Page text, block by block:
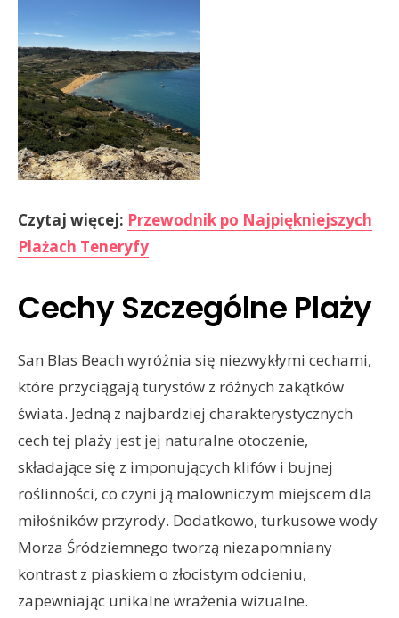
Czytaj więcej: Przewodnik po Najpiękniejszych
Plażach Teneryfy
Cechy Szczególne Plaży
San Blas Beach wyróżnia się niezwykłymi cechami,
które przyciągają turystów z różnych zakątków
świata. Jedną z najbardziej charakterystycznych
cech tej plaży jest jej naturalne otoczenie,
składające się z imponujących klifów i bujnej
roślinności, co czyni ją malowniczym miejscem dla
miłośników przyrody. Dodatkowo, turkusowe wody
Morza Śródziemnego tworzą niezapomniany
kontrast z piaskiem o złocistym odcieniu,
zapewniając unikalne wrażenia wizualne.